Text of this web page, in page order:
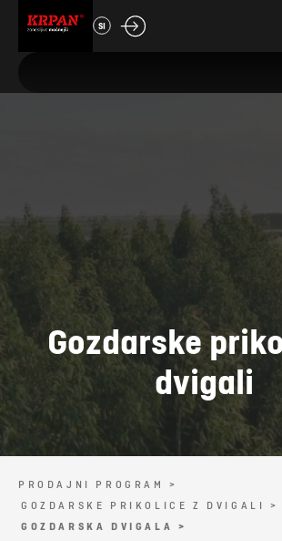
SI
Gozdarske
dvigali
PRODAJNI PROGRAM >
GOZDARSKE PRIKOLICE Z DVIGALI >
GOZDARSKA DVIGALA >